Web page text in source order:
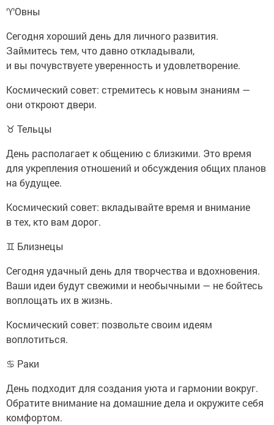
♈️Овны
Сегодня хороший день для личного развития.
Займитесь тем, что давно откладывали,
и вы почувствуете уверенность и удовлетворение.
Космический совет: стремитесь к новым знаниям —
они откроют двери.
♉ Тельцы
День располагает к общению с близкими. Это время
для укрепления отношений и обсуждения общих планов
на будущее.
Космический совет: вкладывайте время и внимание
в тех, кто вам дорог.
♊ Близнецы
Сегодня удачный день для творчества и вдохновения.
Ваши идеи будут свежими и необычными — не бойтесь
воплощать их в жизнь.
Космический совет: позвольте своим идеям
воплотиться.
♋ Раки
День подходит для создания уюта и гармонии вокруг.
Обратите внимание на домашние дела и окружите себя
комфортом.